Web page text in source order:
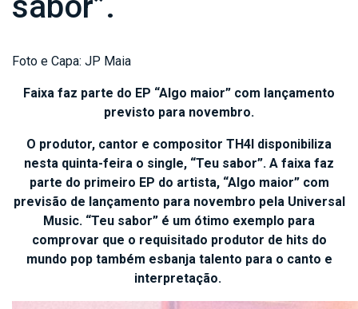
Foto e Capa: JP Maia
Faixa faz parte do EP “Algo maior” com lançamento
previsto para novembro.
O produtor, cantor e compositor TH4I disponibiliza
nesta quinta-feira o single, “Teu sabor”. A faixa faz
parte do primeiro EP do artista, “Algo maior” com
previsão de lançamento para novembro pela Universal
Music. “Teu sabor” é um ótimo exemplo para
comprovar que o requisitado produtor de hits do
mundo pop também esbanja talento para o canto e
interpretação.